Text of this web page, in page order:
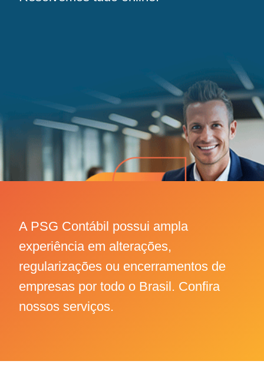
A PSG Contábil possui ampla
experiência em alterações,
regularizações ou encerramentos de
empresas por todo o Brasil. Confira
nossos serviços.